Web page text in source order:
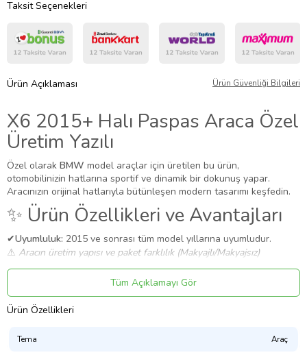
Taksit Seçenekleri
Ürün Açıklaması Ürün Güvenliği Bilgileri
X6 2015+ Halı Paspas Araca Özel
Üretim Yazılı
Özel olarak BMW model araçlar için üretilen bu ürün,
otomobilinizin hatlarına sportif ve dinamik bir dokunuş yapar.
Aracınızın orijinal hatlarıyla bütünleşen modern tasarımı keşfedin.
✨ Ürün Özellikleri ve Avantajları
✔Uyumluluk: 2015 ve sonrası tüm model yıllarına uyumludur.
⚠️ Aracın üretim yapısı ve paket farklılık (Makyajlı/Makyajsız)
nedeniyle sipariş öncesi teyit almanızı öneririz.
Dayanıklı ve uzun ömürlü malzeme.
Uygulama
Tüm Açıklamayı Gör
Ürün Özellikleri
Tema Araç